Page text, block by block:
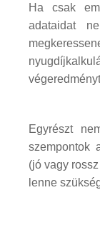
Ha csak
adataidat
Egyrészt
szempontok
(jó vagy
lenne